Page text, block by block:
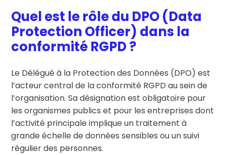
Quel est le rôle du DPO (Data
Protection Officer) dans la
conformité RGPD ?
Le Délégué à la Protection des Données (DPO) est
l’acteur central de la conformité RGPD au sein de
l’organisation. Sa désignation est obligatoire pour
les organismes publics et pour les entreprises dont
l’activité principale implique un traitement à
grande échelle de données sensibles ou un suivi
régulier des personnes.